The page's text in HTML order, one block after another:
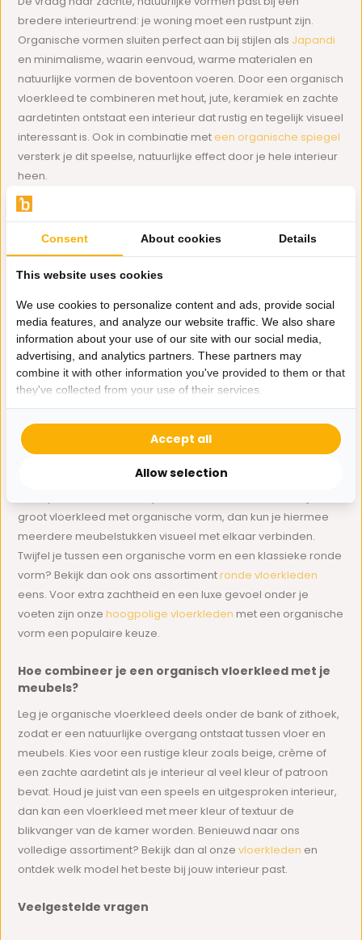
bredere interieurtrend: je woning moet een rustpunt zijn.
Organische vormen sluiten perfect aan bij stijlen als Japandi
en minimalisme, waarin eenvoud, warme materialen en
natuurlijke vormen de boventoon voeren. Door een organisch
vloerkleed te combineren met hout, jute, keramiek en zachte
aardetinten ontstaat een interieur dat rustig en tegelijk visueel
interessant is. Ook in combinatie meteen organische spiegel
versterk je dit speelse, natuurlijke effect door je hele interieur
heen.
Past een organisch vloerkleed in elke kamer?
Ja, een organisch vloerkleed is verrassend veelzijdig. In de
woonkamer geeft het je zithoek meteen een zachtere,
uitnodigende uitstraling. In de slaapkamer zorgen de
vloeiende vormen voor rust en ontspanning. En in de hal of
werkkamer is een organisch vloerkleed een echte
eyecatcher die meteen opvalt. Heb je veel rechte meubels,
een strak bankstel of een minimalistische inrichting? Dan
vormt een organisch vloerkleed een mooi en verrassend
contrast.
Welke maten en vormen zijn er?
Organische vloerkleden zijn er in allerlei formaten, van
kleinere kleden voor onder een salontafel tot grote
groot vloerkleed met organische vorm, dan kun je hiermee
meerdere meubelstukken visueel met elkaar verbinden.
Twijfel je tussen een organische vorm en een klassieke ronde
vorm? Bekijk dan ook ons assortimentronde vloerkleden
eens. Voor extra zachtheid en een luxe gevoel onder je
voeten zijn onzehoogpolige vloerkleden met een organische
vorm een populaire keuze.
Hoe combineer je een organisch vloerkleed met je
meubels?
Leg je organische vloerkleed deels onder de bank of zithoek,
zodat er een natuurlijke overgang ontstaat tussen vloer en
meubels. Kies voor een rustige kleur zoals beige, crème of
een zachte aardetint als je interieur al veel kleur of patroon
bevat. Houd je juist van een speels en uitgesproken interieur,
dan kan een vloerkleed met meer kleur of textuur de
blikvanger van de kamer worden. Benieuwd naar ons
volledige assortiment? Bekijk dan al onzevloerkleden en
ontdek welk model het beste bij jouw interieur past.
Veelgestelde vragen
Consent About cookies Details
This website uses cookies
We use cookies to personalize content and ads, provide social
media features, and analyze our website traffic. We also share
information about your use of our site with our social media,
advertising, and analytics partners. These partners may
combine it with other information you've provided to them or that
they've collected from your use of their services.
Allow selection
Accept all